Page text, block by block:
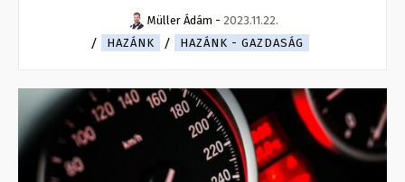
Müller Ádám - 2023.11.22.
HAZÁNK
HAZÁNK - GAZDASÁG